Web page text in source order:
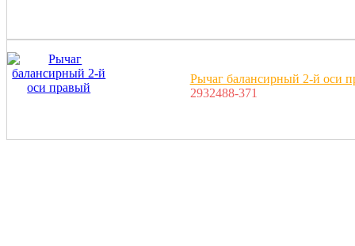
Рычаг балансирный 2-й оси
2932488-371